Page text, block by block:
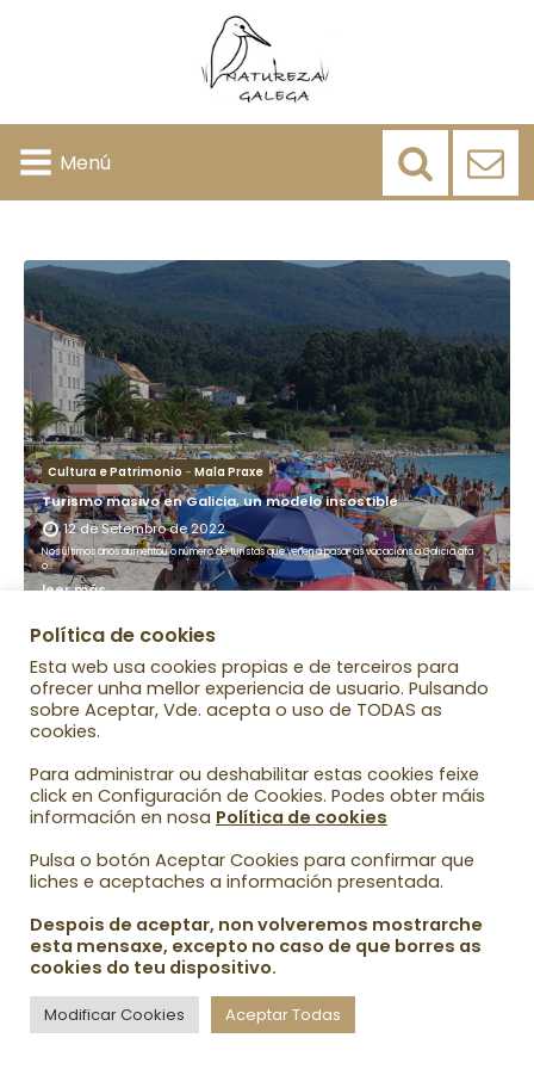
Menú
Cultura e Patrimonio - Mala Praxe
Turismo masivo en Galicia, un modelo insostible
12 de Setembro de 2022
Nos últimos anos aumentou o número de turistas que veñen a pasar as vacacións a Galicia ata
o…
leer más...
Aviso Legal Política Privacidad Política Cookies
Política de cookies
Esta web usa cookies propias e de terceiros para
ofrecer unha mellor experiencia de usuario. Pulsando
sobre Aceptar, Vde. acepta o uso de TODAS as
cookies.
Para administrar ou deshabilitar estas cookies feixe
click en Configuración de Cookies. Podes obter máis
información en nosa Política de cookies
Pulsa o botón Aceptar Cookies para confirmar que
liches e aceptaches a información presentada.
Despois de aceptar, non volveremos mostrarche
esta mensaxe, excepto no caso de que borres as
cookies do teu dispositivo.
Modificar Cookies Aceptar Todas